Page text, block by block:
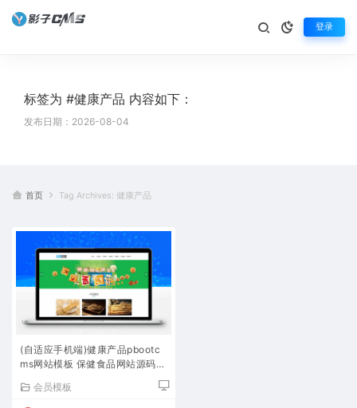
登录
标签为 #健康产品 内容如下：
发布日期：2026-08-04
首页 Tag Archives: 健康产品
(自适应手机端)健康产品pbootc
ms网站模板 保健食品网站源码下
会员模板